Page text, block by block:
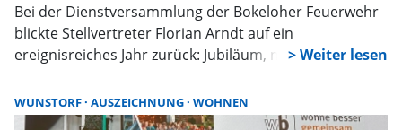
Bei der Dienstversammlung der Bokeloher Feuerwehr
blickte Stellvertreter Florian Arndt auf ein
ereignisreiches Jahr zurück: Jubiläum, neues
Bürgermeister und Stadtbrandmeister würdigten die
starke Leistung der Ortswehr.
WUNSTORF AUSZEICHNUNG WOHNEN